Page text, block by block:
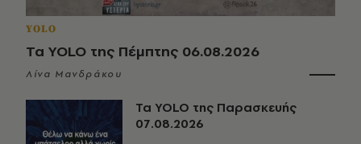
YOLO
Τα YOLO της Πέμπτης 06.08.2026
Λίνα Μανδράκου
Τα YOLO της Παρασκευής
07.08.2026